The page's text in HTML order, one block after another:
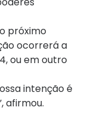
próximo
ocorrerá a
ou em outro
intenção é
afirmou.